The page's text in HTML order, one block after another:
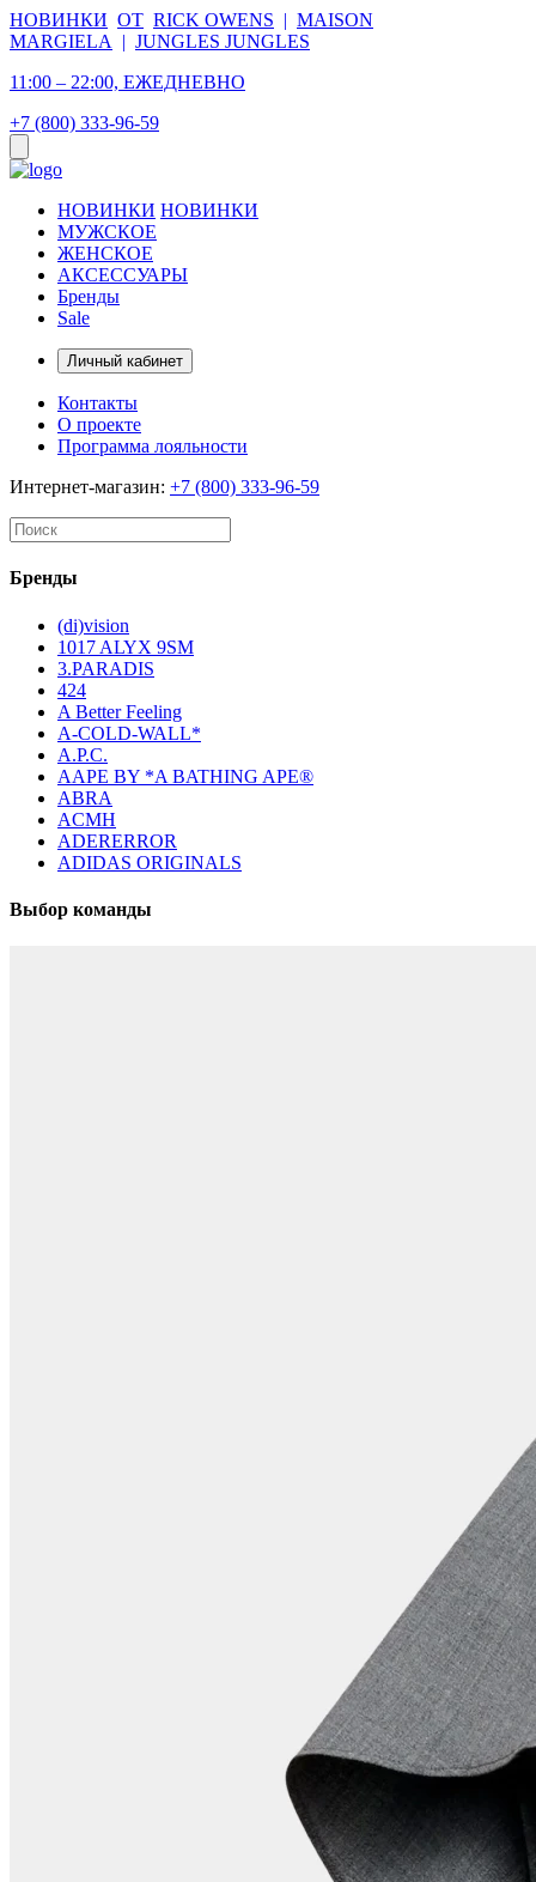
НОВИНКИ ОТ RICK OWENS | MAISON
MARGIELA
| JUNGLES JUNGLES
11:00 – 22:00, ЕЖЕДНЕВНО
+7 (800) 333-96-59
НОВИНКИ НОВИНКИ
МУЖСКОЕ
ЖЕНСКОЕ
АКСЕССУАРЫ
Бренды
Sale
Личный кабинет
Контакты
О проекте
Программа лояльности
Интернет-магазин: +7 (800) 333-96-59
Бренды
(di)vision
1017 ALYX 9SM
3.PARADIS
424
A Better Feeling
A-COLD-WALL*
A.P.C.
AAPE BY *A BATHING APE®
ABRA
ACMH
ADERERROR
ADIDAS ORIGINALS
Выбор команды